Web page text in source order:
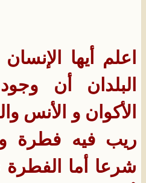
اعلم أيها
البلدان أن
الأكوان و الأنس
ريب فيه فطرة
شرعا أما